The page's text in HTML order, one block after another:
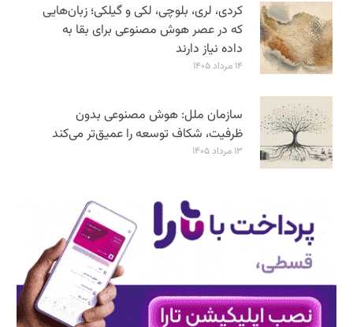
کردی، لری، بلوچی، لکی و گیلکی؛ زبان‌هایی
که در عصر هوش مصنوعی برای بقا به
داده نیاز دارند
۱۴ مرداد ۱۴۰۵
سازمان ملل: هوش مصنوعی بدون
ظرفیت، شکاف توسعه را عمیق‌تر می‌کند
۱۳ مرداد ۱۴۰۵